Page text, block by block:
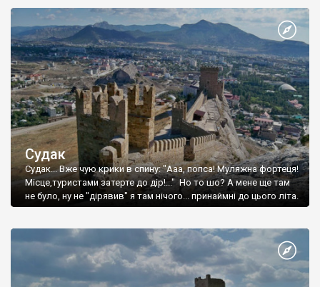
Судак
Судак... Вже чую крики в спину: "Ааа, попса! Муляжна фортеця!
Місце,туристами затерте до дір!..." Но то шо? А мене ще там
не було, ну не "дірявив" я там нічого... принаймні до цього літа.